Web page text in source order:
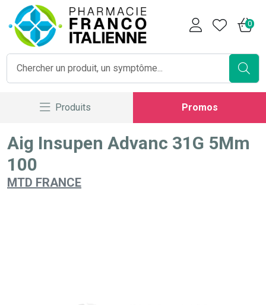
0
Produits Promos
Aig Insupen Advanc 31G 5Mm
100
MTD FRANCE